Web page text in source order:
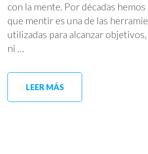
con la mente. Por décadas
que mentir es una de las
utilizadas para alcanzar
ni …
LEER MÁS